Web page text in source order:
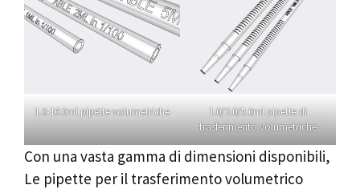
1.0-10.0ml pipette volumetriche
1.0/2.0/5.0ml pipette di
trasferimento volumetriche
Con una vasta gamma di dimensioni disponibili,
Le pipette per il trasferimento volumetrico